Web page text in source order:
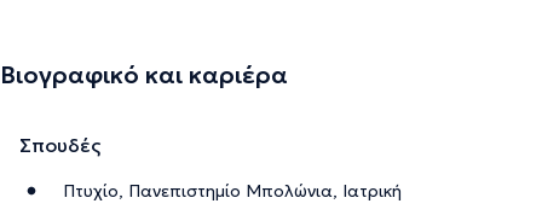
Βιογραφικό και καριέρα
Σπουδές
Πτυχίο, Πανεπιστημίο Μπολώνια, Ιατρική